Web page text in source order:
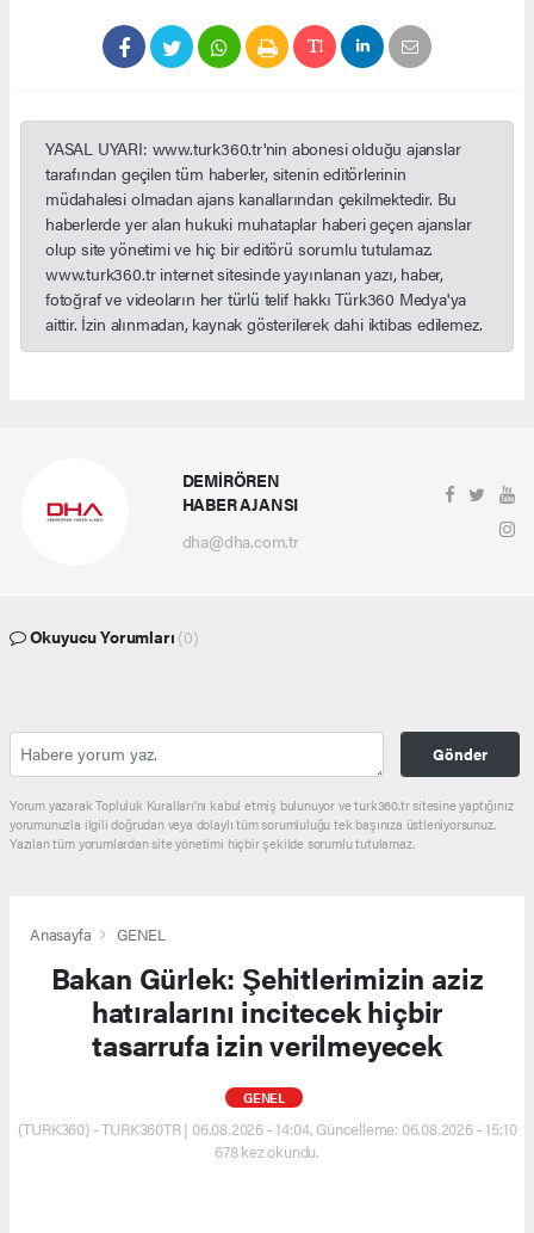
YASAL UYARI: www.turk360.tr'nin abonesi olduğu ajanslar
tarafından geçilen tüm haberler, sitenin editörlerinin
müdahalesi olmadan ajans kanallarından çekilmektedir. Bu
haberlerde yer alan hukuki muhataplar haberi geçen ajanslar
olup site yönetimi ve hiç bir editörü sorumlu tutulamaz.
www.turk360.tr internet sitesinde yayınlanan yazı, haber,
fotoğraf ve videoların her türlü telif hakkı Türk360 Medya'ya
aittir. İzin alınmadan, kaynak gösterilerek dahi iktibas edilemez.
DEMİRÖREN
HABER AJANSI
dha@dha.com.tr
Okuyucu Yorumları (0)
Gönder
Yorum yazarak Topluluk Kuralları’nı kabul etmiş bulunuyor ve turk360.tr sitesine yaptığınız
yorumunuzla ilgili doğrudan veya dolaylı tüm sorumluluğu tek başınıza üstleniyorsunuz.
Yazılan tüm yorumlardan site yönetimi hiçbir şekilde sorumlu tutulamaz.
Anasayfa GENEL
Bakan Gürlek: Şehitlerimizin aziz
hatıralarını incitecek hiçbir
tasarrufa izin verilmeyecek
GENEL
(TURK360) - TURK360TR | 06.08.2026 - 14:04, Güncelleme: 06.08.2026 - 15:10
678 kez okundu.